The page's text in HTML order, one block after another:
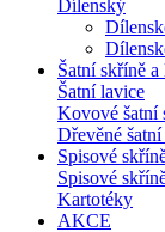
Dílenský
Šatní skříně
Šatní lavice
Kovové šatní
Dřevěné
Spisové
Spisové
Kartotéky
AKCE